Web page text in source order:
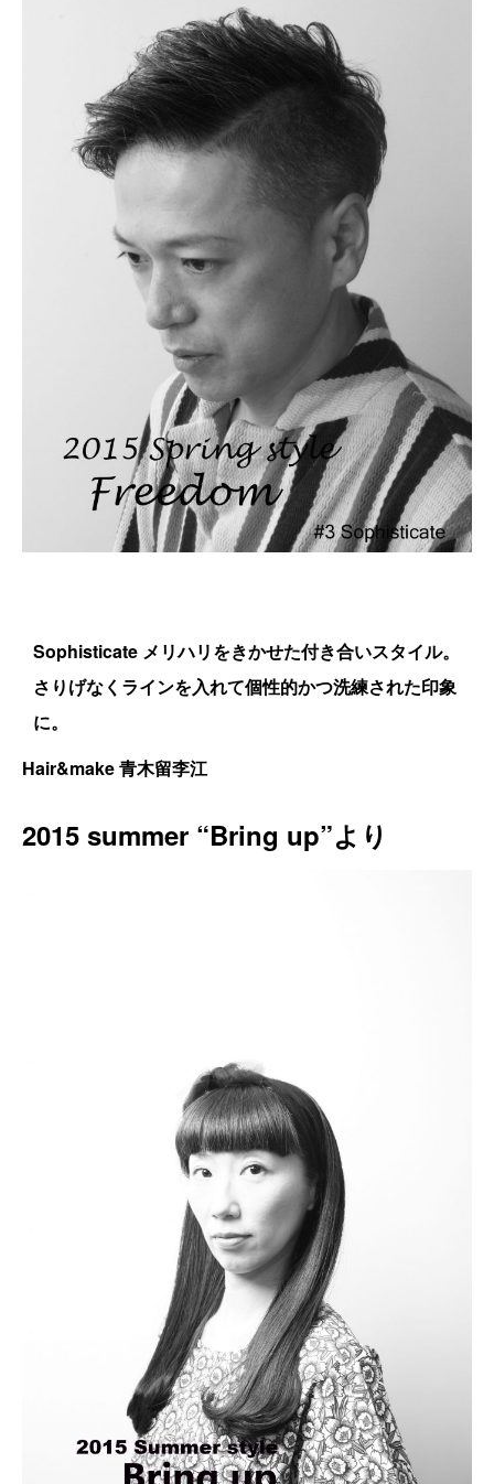
Sophisticate メリハリをきかせた付き合いスタイル。
さりげなくラインを入れて個性的かつ洗練された印象
に。
Hair&make 青木留李江
2015 summer “Bring up”より